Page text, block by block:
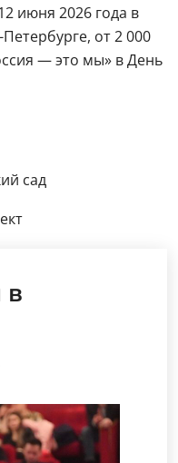
июня 2026 года в
от 2 000
— это мы» в День
сад
в